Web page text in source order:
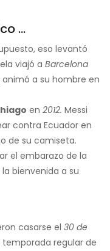
...
eso levantó
viajó a Barcelona
animó a su hombre en
en 2012. Messi
contra Ecuador en
de su camiseta.
el embarazo de la
bienvenida a su
casarse el 30 de
temporada regular de